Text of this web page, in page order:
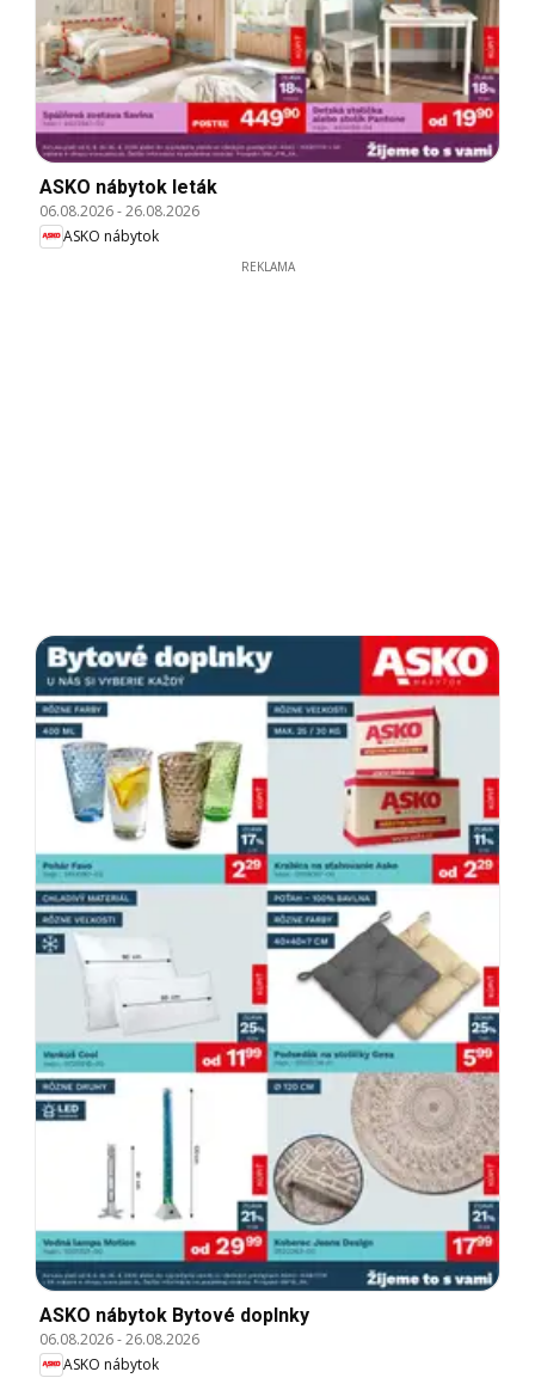
ASKO nábytok leták
06.08.2026-26.08.2026
ASKO nábytok
REKLAMA
ASKO nábytok Bytové doplnky
06.08.2026-26.08.2026
ASKO nábytok